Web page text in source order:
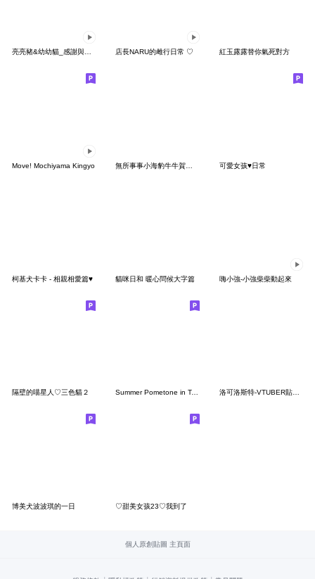
亮亮豬&幼幼貓_感謝與美食篇 店長NARU的雌行日常 ♡ 紅玉露露替你氣死對方
Move! Mochiyama Kingyo 可愛女孩♥日常
柯基犬卡卡 - 相親相愛篇♥ 貓咪日和 暖心問候大字篇 嗨小強-小強柴柴動起來
隔壁的喵星人♡三色貓２ Summer Pometone in Taiwanese 洛可洛斯特-VTUBER貼圖03(無字版)
博美犬波波琪的一日 ♡甜美女孩23♡我到了
個人原創貼圖 主頁面